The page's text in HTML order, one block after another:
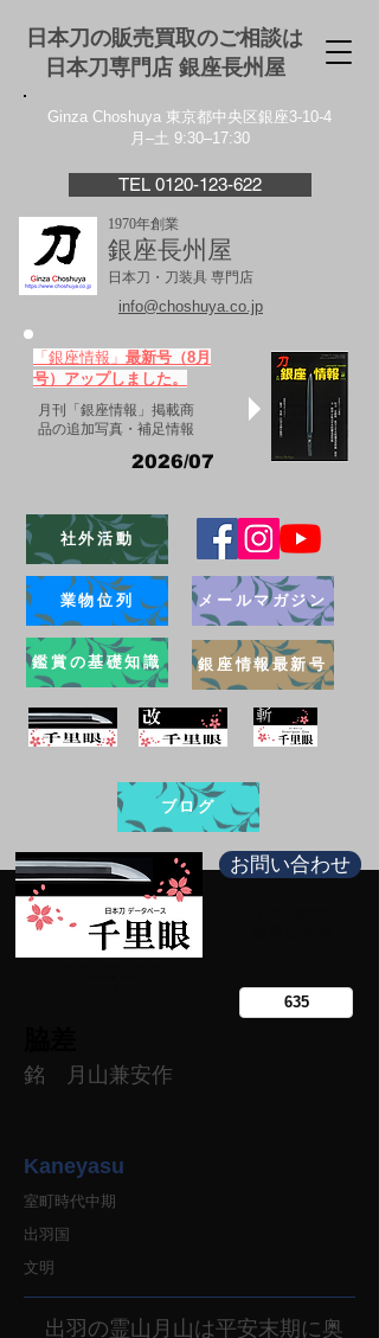
日本刀の販売買取のご相談は
日本刀専門店 銀座⻑州屋
Ginza Choshuya 東京都中央区銀座3-10-4
月–土 9:30–17:30
TEL 0120-123-622
1970年創業
銀座長州屋
日本刀・刀装具 専門店
info@choshuya.co.jp
「銀座情報」 最新号（8月
号）アップしました。
月刊「銀座情報」掲載商
品の追加写真・補足情報
2026/07
社外活動
業物位列
鑑賞の基礎知識
メールマガジン
銀座情報最新号
ブログ
お問い合わせ
銘 月山兼安作
Kaneyasu
室町時代中期
出羽国
文明
出羽の霊山月山は平安末期に奥